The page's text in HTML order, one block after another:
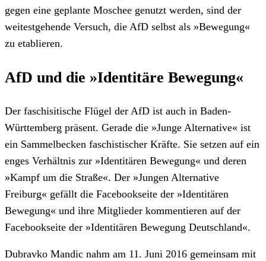
gegen eine geplante Moschee genutzt werden, sind der
weitestgehende Versuch, die AfD selbst als »Bewegung«
zu etablieren.
AfD und die »Identitäre Bewegung«
Der faschisitische Flügel der AfD ist auch in Baden-
Württemberg präsent. Gerade die »Junge Alternative« ist
ein Sammelbecken faschistischer Kräfte. Sie setzen auf ein
enges Verhältnis zur »Identitären Bewegung« und deren
»Kampf um die Straße«. Der »Jungen Alternative
Freiburg« gefällt die Facebookseite der »Identitären
Bewegung« und ihre Mitglieder kommentieren auf der
Facebookseite der »Identitären Bewegung Deutschland«.
Dubravko Mandic nahm am 11. Juni 2016 gemeinsam mit